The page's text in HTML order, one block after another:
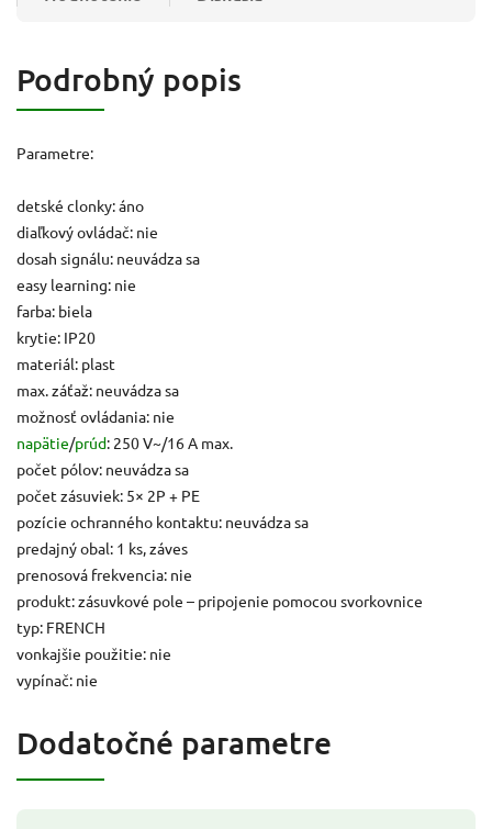
Podrobný popis
Parametre:
detské clonky: áno
diaľkový ovládač: nie
dosah signálu: neuvádza sa
easy learning: nie
farba: biela
krytie: IP20
materiál: plast
max. záťaž: neuvádza sa
možnosť ovládania: nie
napätie/prúd: 250 V~/16 A max.
počet pólov: neuvádza sa
počet zásuviek: 5× 2P + PE
pozície ochranného kontaktu: neuvádza sa
predajný obal: 1 ks, záves
prenosová frekvencia: nie
produkt: zásuvkové pole – pripojenie pomocou svorkovnice
typ: FRENCH
vonkajšie použitie: nie
vypínač: nie
Dodatočné parametre